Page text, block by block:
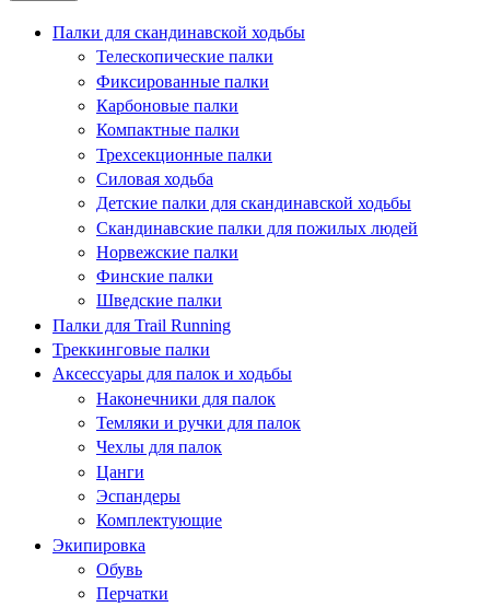
Палки для скандинавской ходьбы
Телескопические палки
Фиксированные палки
Карбоновые палки
Компактные палки
Трехсекционные палки
Силовая ходьба
Детские палки для скандинавской ходьбы
Скандинавские палки для пожилых людей
Норвежские палки
Финские палки
Шведские палки
Палки для Trail Running
Треккинговые палки
Аксессуары для палок и ходьбы
Наконечники для палок
Темляки и ручки для палок
Чехлы для палок
Цанги
Эспандеры
Комплектующие
Экипировка
Обувь
Перчатки